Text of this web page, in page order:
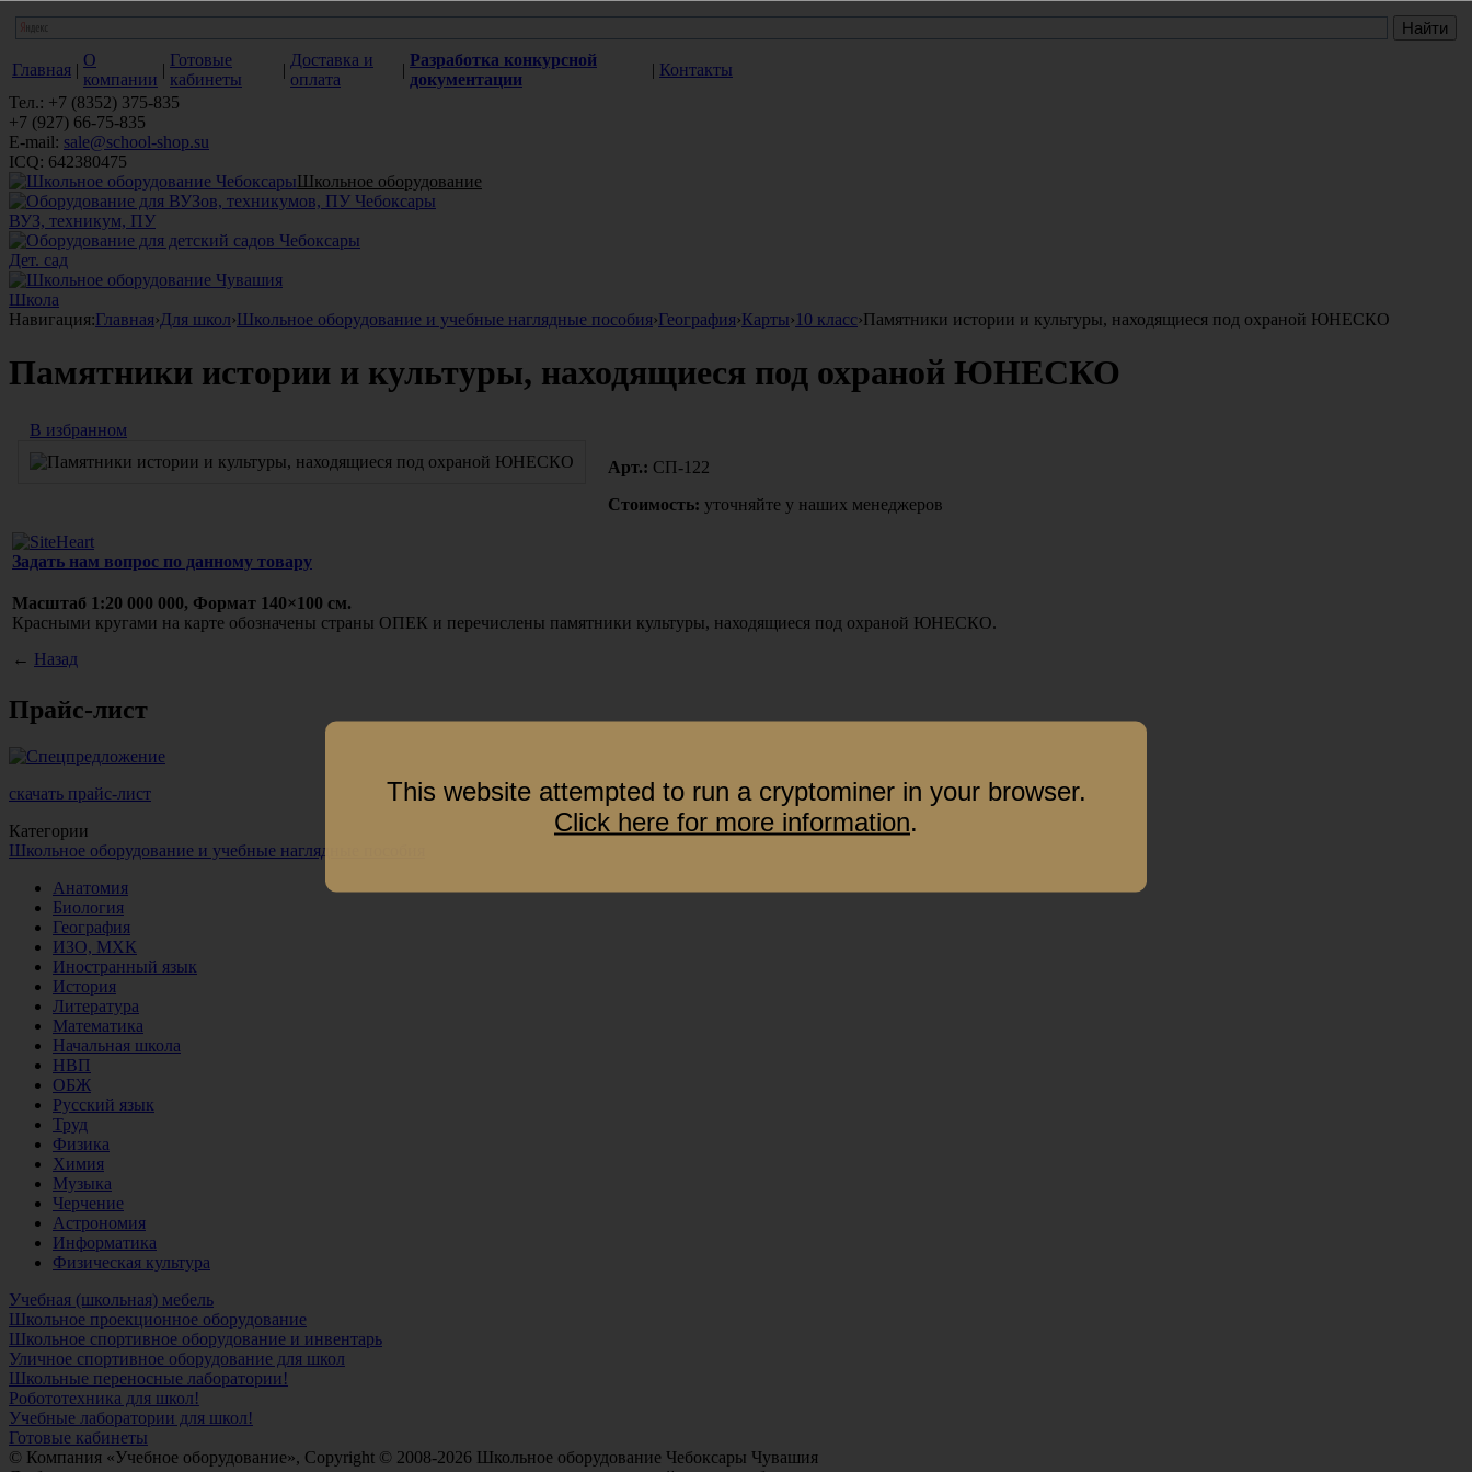
Главная |
О
компании
|
Готовые
кабинеты
|
Доставка и
оплата
|
Разработка конкурсной
документации
| Контакты
Тел.: +7 (8352) 375-835
+7 (927) 66-75-835
E-mail: sale@school-shop.su
ICQ: 642380475
Школьное оборудование
ВУЗ, техникум, ПУ
Дет. сад
Школа
Навигация:Главная›Для школ›Школьное оборудование и учебные наглядные пособия›География›Карты›10 класс›Памятники истории и культуры, находящиеся под охраной ЮНЕСКО
Памятники истории и культуры, находящиеся под охраной ЮНЕСКО
В избранном
Арт.: СП-122
Стоимость: уточняйте у наших менеджеров
Задать нам вопрос по данному товару
Масштаб 1:20 000 000, Формат 140×100 см.
Красными кругами на карте обозначены страны ОПЕК и перечислены памятники культуры, находящиеся под охраной ЮНЕСКО.
← Назад
Прайс-лист
скачать прайс-лист
Категории
Школьное оборудование и учебные наглядные пособия
Анатомия
Биология
География
ИЗО, МХК
Иностранный язык
История
Литература
Математика
Начальная школа
НВП
ОБЖ
Русский язык
Труд
Физика
Химия
Музыка
Черчение
Астрономия
Информатика
Физическая культура
Учебная (школьная) мебель
Школьное проекционное оборудование
Школьное спортивное оборудование и инвентарь
Уличное спортивное оборудование для школ
Школьные переносные лаборатории!
Робототехника для школ!
Учебные лаборатории для школ!
Готовые кабинеты
© Компания «Учебное оборудование», Copyright © 2008-2026 Школьное оборудование Чебоксары Чувашия
This website attempted to run a cryptominer in your browser.
Click here for more information.